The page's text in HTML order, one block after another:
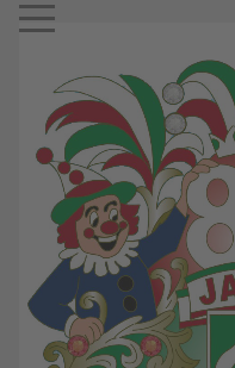
Mobile Menu Toggle